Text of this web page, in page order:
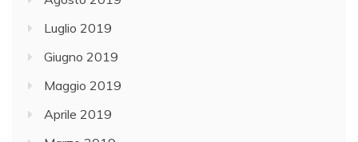
Luglio 2019
Giugno 2019
Maggio 2019
Aprile 2019